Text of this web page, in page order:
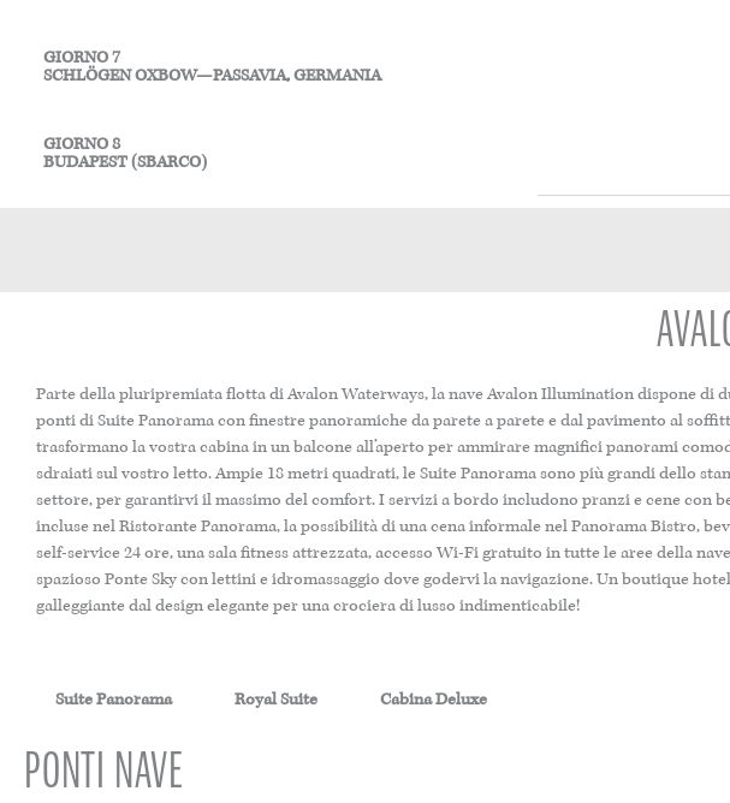
GIORNO 7
SCHLÖGEN OXBOW—PASSAVIA, GERMANIA
GIORNO 8
BUDAPEST (SBARCO)
Parte della pluripremiata flotta di Avalon Waterways, la nave Avalon Illumination dispone di
ponti di Suite Panorama con finestre panoramiche da parete a parete e dal pavimento al
trasformano la vostra cabina in un balcone all’aperto per ammirare magnifici panorami
sdraiati sul vostro letto. Ampie 18 metri quadrati, le Suite Panorama sono più grandi dello
settore, per garantirvi il massimo del comfort. I servizi a bordo includono pranzi e cene con
incluse nel Ristorante Panorama, la possibilità di una cena informale nel Panorama Bistro,
self-service 24 ore, una sala fitness attrezzata, accesso Wi-Fi gratuito in tutte le aree della
spazioso Ponte Sky con lettini e idromassaggio dove godervi la navigazione. Un boutique hotel
galleggiante dal design elegante per una crociera di lusso indimenticabile!
Suite Panorama Royal Suite Cabina Deluxe
PONTI NAVE